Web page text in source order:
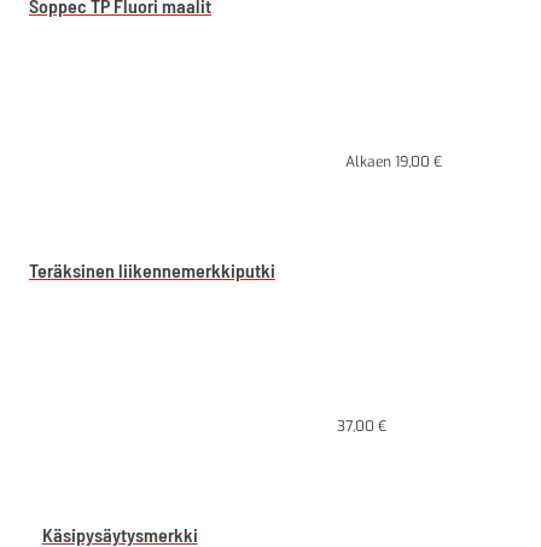
Soppec TP Fluori maalit
Teräksinen liikennemerkkiputki
Alkaen19,00 €
Käsipysäytysmerkki
37,00 €